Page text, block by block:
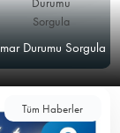
Durumu Sorgula
Tüm Haberler